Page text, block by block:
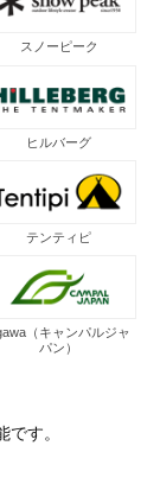
スノーピーク
ヒルバーグ
テンティピ
（キャンパルジャ
パン）
す。